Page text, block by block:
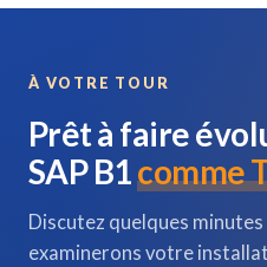
À VOTRE TOUR
Prêt à faire
SAP B1comme
Discutez quelques
examinerons votre